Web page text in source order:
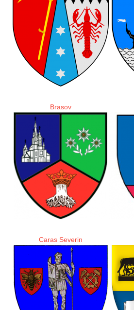
Brasov
Caras Severin